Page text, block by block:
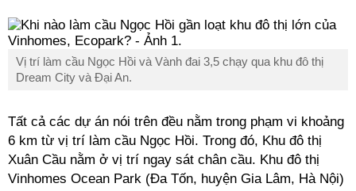
Vị trí làm cầu Ngọc Hồi và Vành đai 3,5 chạy qua khu đô thị
Dream City và Đại An.
Tất cả các dự án nói trên đều nằm trong phạm vi khoảng
6 km từ vị trí làm cầu Ngọc Hồi. Trong đó, Khu đô thị
Xuân Cầu nằm ở vị trí ngay sát chân cầu. Khu đô thị
Vinhomes Ocean Park (Đa Tốn, huyện Gia Lâm, Hà Nội)